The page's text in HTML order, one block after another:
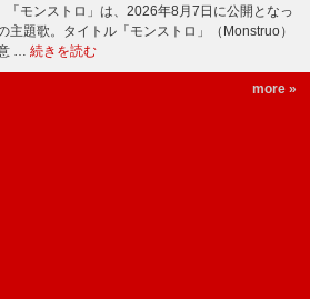
「モンストロ」は、2026年8月7日に公開となっ
主題歌。タイトル「モンストロ」（Monstruo）
… 続きを読む
more »